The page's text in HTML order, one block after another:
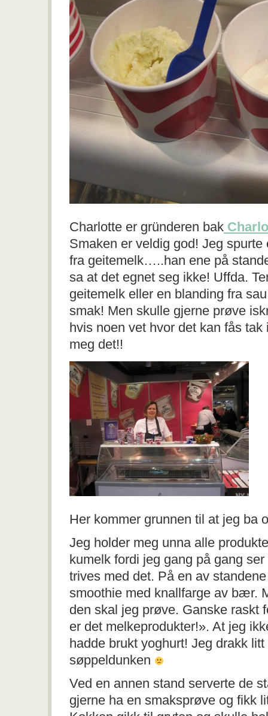
Charlotte er gründeren bak
Smaken er veldig god! Jeg
fra geitemelk…..han ene på
sa at det egnet seg ikke! Uffda.
geitemelk eller en blanding fra
smak! Men skulle gjerne prøve
hvis noen vet hvor det kan fås
meg det!!
Her kommer grunnen til at jeg ba
Jeg holder meg unna alle
kumelk fordi jeg gang på gang
trives med det. På en av
smoothie med knallfarge av bær.
den skal jeg prøve. Ganske raskt
er det melkeprodukter!». At jeg
hadde brukt yoghurt! Jeg drakk
søppeldunken
Ved en annen stand serverte de
gjerne ha en smaksprøve og fikk